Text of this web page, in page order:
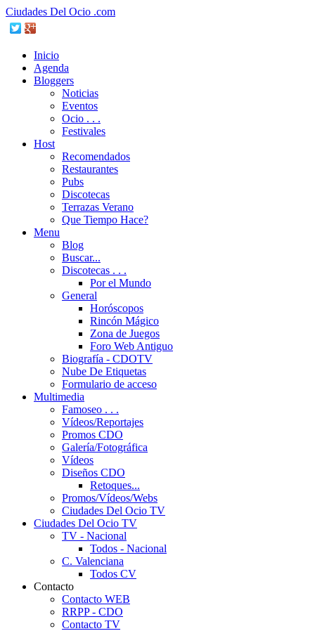
Ciudades Del Ocio .com
Inicio
Agenda
Bloggers
Noticias
Eventos
Ocio . . .
Festivales
Host
Recomendados
Restaurantes
Pubs
Discotecas
Terrazas Verano
Que Tiempo Hace?
Menu
Blog
Buscar...
Discotecas . . .
Por el Mundo
General
Horóscopos
Rincón Mágico
Zona de Juegos
Foro Web Antiguo
Biografía - CDOTV
Nube De Etiquetas
Formulario de acceso
Multimedia
Famoseo . . .
Vídeos/Reportajes
Promos CDO
Galería/Fotográfica
Vídeos
Diseños CDO
Retoques...
Promos/Vídeos/Webs
Ciudades Del Ocio TV
Ciudades Del Ocio TV
TV - Nacional
Todos - Nacional
C. Valenciana
Todos CV
Contacto
Contacto WEB
RRPP - CDO
Contacto TV